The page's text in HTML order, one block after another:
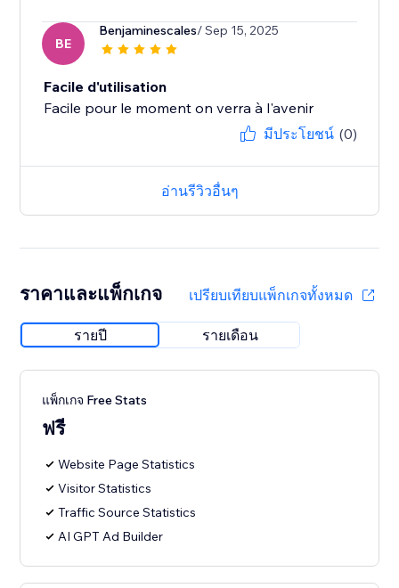
BE
Benjaminescales/ Sep 15, 2025
Facile d'utilisation
Facile pour le moment on verra à l'avenir
มีประโยชน์ (0)
อ่านรีวิวอื่นๆ
ราคาและแพ็กเกจ เปรียบเทียบแพ็กเกจทั้งหมด
รายปี รายเดือน
แพ็กเกจ Free Stats
ฟรี
Website Page Statistics
Visitor Statistics
Traffic Source Statistics
AI GPT Ad Builder